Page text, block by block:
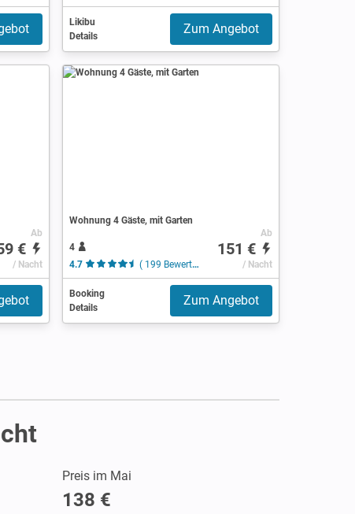
Likibu
Details
Zum Angebot
Ab
€
/ Nacht
Wohnung 4 Gäste, mit Garten
4
4.7
( 199 Bewertungen )
Ab
151 €
/ Nacht
Booking
Details
Zum Angebot
Preis im Mai
138 €